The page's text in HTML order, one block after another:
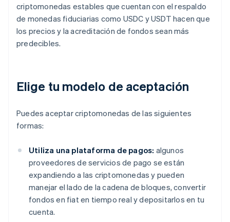
criptomonedas estables que cuentan con el respaldo
de monedas fiduciarias como USDC y USDT hacen que
los precios y la acreditación de fondos sean más
predecibles.
Elige tu modelo de aceptación
Puedes aceptar criptomonedas de las siguientes
formas:
Utiliza una plataforma de pagos: algunos
proveedores de servicios de pago se están
expandiendo a las criptomonedas y pueden
manejar el lado de la cadena de bloques, convertir
fondos en fiat en tiempo real y depositarlos en tu
cuenta.